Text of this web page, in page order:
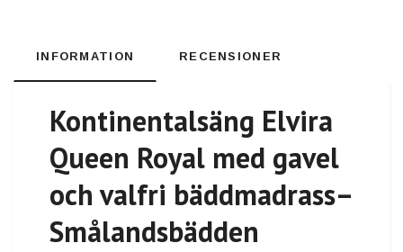
INFORMATION RECENSIONER
Kontinentalsäng Elvira
Queen Royal med gavel
och valfri bäddmadrass–
Smålandsbädden